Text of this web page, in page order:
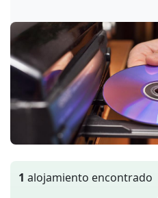
1 alojamiento encontrado